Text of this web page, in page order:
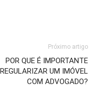
Próximo artigo
POR QUE É IMPORTANTE
REGULARIZAR UM IMÓVEL
COM ADVOGADO?